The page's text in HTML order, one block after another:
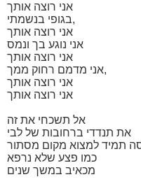
אני רוצה אותך
בגופי בנשמתי,
אני רוצה אותך
אני נוגע בך ונמס
אני רוצה אותך
אני מדמם רחוק ממך,
אני רוצה אותך
אני רוצה אותך
אל תשכחי את זה
את תנדדי ברחובות של לבי
תמיד למצוא מקום מסתור
כמו פצע שלא נרפא
מכאיב במשך שנים